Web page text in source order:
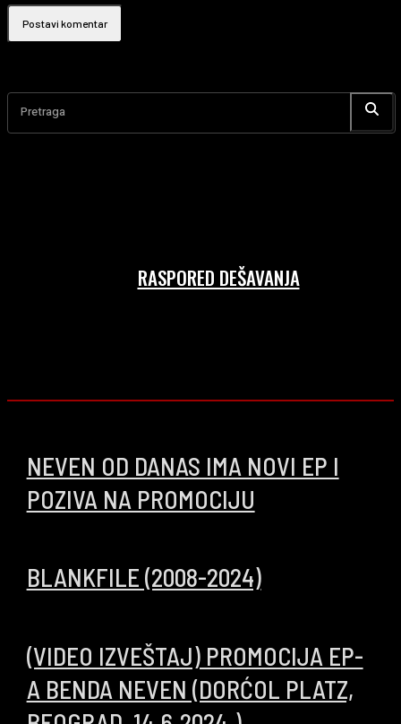
Pretraga
RASPORED DEŠAVANJA
NEVEN OD DANAS IMA NOVI EP I
POZIVA NA PROMOCIJU
BLANKFILE (2008-2024)
(VIDEO IZVEŠTAJ) PROMOCIJA EP-
A BENDA NEVEN (DORĆOL PLATZ,